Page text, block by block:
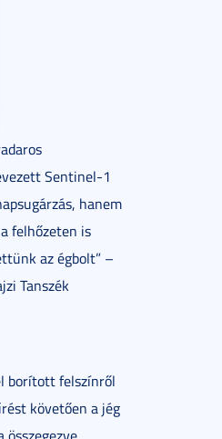
Sentinel-1
hanem
felhőzeten is
az égbolt” –
Tanszék
borított felszínről
követően a jég